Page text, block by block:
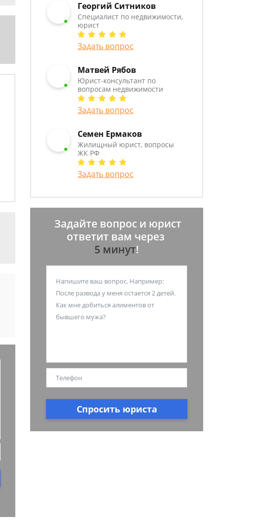
Георгий Ситников
Специалист по недвижимости,
юрист
Задать вопрос
Матвей Рябов
Юрист-консультант по
вопросам недвижимости
Задать вопрос
Семен Ермаков
Жилищный юрист, вопросы
ЖК РФ
Задать вопрос
Задайте вопрос и юрист
ответит вам через
5 минут!
Спросить юриста